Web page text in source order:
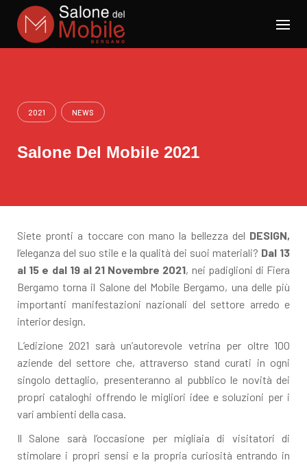
content
2021 NEWS
Salone Del Mobile 2021
Siete pronti a toccare con mano la bellezza del DESIGN,
l’eleganza del suo stile e la qualità dei suoi materiali? Dal 13
al 15 e dal 19 al 21 Novembre 2021, nei padiglioni di Fiera
Bergamo torna il Salone del Mobile Bergamo, una delle più
importanti manifestazioni nazionali del settore arredo e
interior design.
L’edizione 2021 sarà un’autorevole vetrina per oltre 100
aziende del settore che, attraverso stand curati in ogni
singolo dettaglio, presenteranno al pubblico le novità dei
propri cataloghi offrendo le migliori idee e soluzioni per i
vari ambienti della casa.
Il Salone sarà l’occasione per migliaia di visitatori di
stimolare i propri sensi e la propria curiosità entrando in